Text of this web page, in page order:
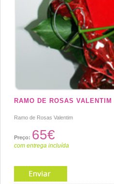
RAMO DE ROSAS VALENTIM
Ramo de Rosas Valentim
Preço: 65€
com entrega incluída